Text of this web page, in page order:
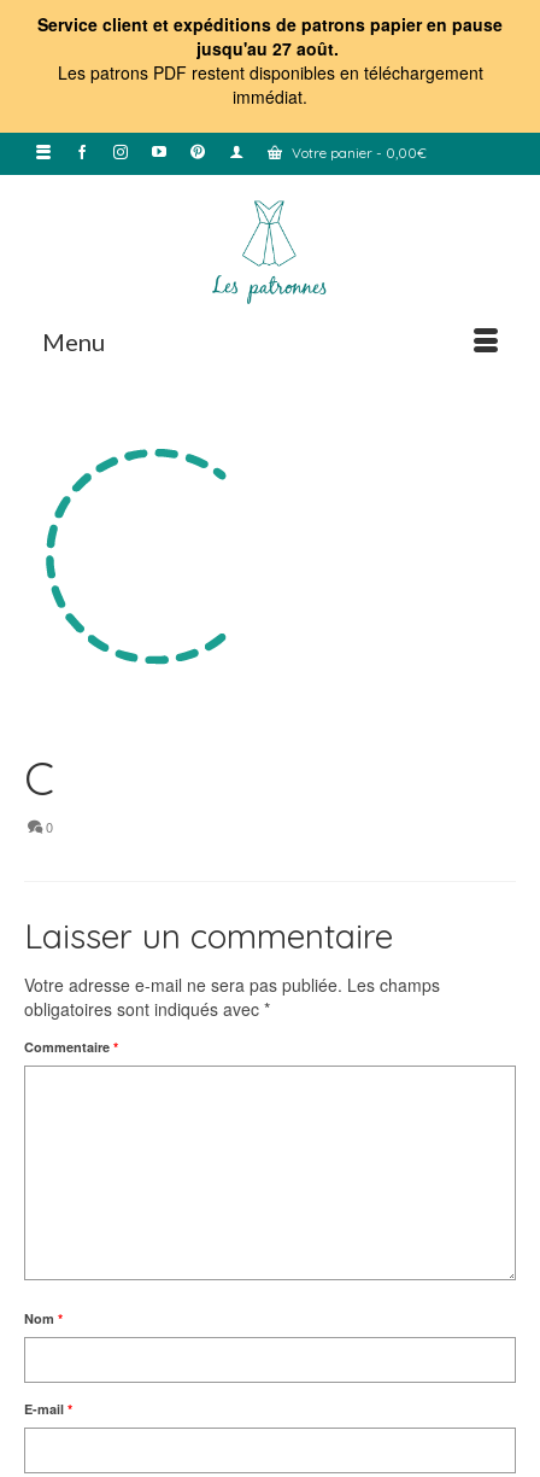
Service client et expéditions de patrons papier en pause
jusqu'au 27 août.
Les patrons PDF restent disponibles en téléchargement
immédiat.
Votre panier - 0,00€
Menu
C
0
Laisser un commentaire
Votre adresse e-mail ne sera pas publiée. Les champs
obligatoires sont indiqués avec *
Commentaire *
Nom *
E-mail *